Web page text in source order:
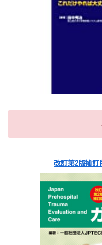
改訂第2版補訂